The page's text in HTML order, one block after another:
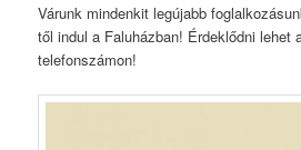
Várunk mindenkit legújabb
től indul a Faluházban! Érdeklődni lehet
telefonszámon!